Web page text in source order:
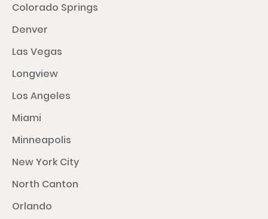
Colorado Springs
Denver
Las Vegas
Longview
Los Angeles
Miami
Minneapolis
New York City
North Canton
Orlando